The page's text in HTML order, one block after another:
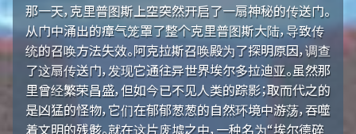
那一天，克里普图斯上空突然开启了一扇神秘的传送门。
从门中涌出的瘴气笼罩了整个克里普图斯大陆，导致传
统的召唤方法失效。阿克拉斯召唤殿为了探明原因，调查
了这扇传送门，发现它通往异世界埃尔多拉迪亚。虽然那
里曾经繁荣昌盛，但如今已不见人类的踪影；取而代之的
是凶猛的怪物，它们在郁郁葱葱的自然环境中游荡，吞噬
着文明的残骸。就在这片废墟之中，一种名为“埃尔德碎